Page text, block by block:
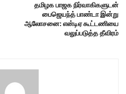
தமிழக பாஜக நிர்வாகிகளுடன்
பைஜெயந்த் பாண்டா இன்று
ஆலோசனை: என்டிஏ கூட்டணியை
வலுப்படுத்த தீவிரம்